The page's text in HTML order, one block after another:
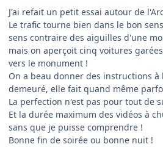
J'ai refait un petit essai autour de
Le trafic tourne bien dans le bon
sens contraire des aiguilles d'une
mais on aperçoit cinq voitures
vers le monument !
On a beau donner des instructions à
demeuré, elle fait quand même
La perfection n'est pas pour tout de
Et la durée maximum des vidéos à
sans que je puisse comprendre !
Bonne fin de soirée ou bonne nuit !